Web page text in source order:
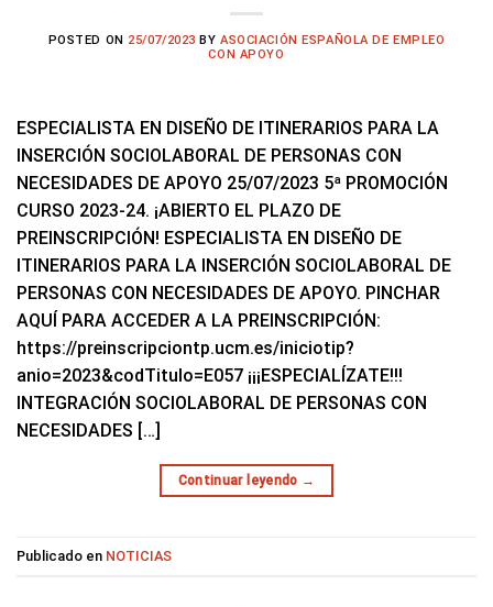
POSTED ON 25/07/2023 BYASOCIACIÓN ESPAÑOLA DE EMPLEO
CON APOYO
ESPECIALISTA EN DISEÑO DE ITINERARIOS PARA LA
INSERCIÓN SOCIOLABORAL DE PERSONAS CON
NECESIDADES DE APOYO 25/07/2023 5ª PROMOCIÓN
CURSO 2023-24. ¡ABIERTO EL PLAZO DE
PREINSCRIPCIÓN! ESPECIALISTA EN DISEÑO DE
ITINERARIOS PARA LA INSERCIÓN SOCIOLABORAL DE
PERSONAS CON NECESIDADES DE APOYO. PINCHAR
AQUÍ PARA ACCEDER A LA PREINSCRIPCIÓN:
https://preinscripciontp.ucm.es/iniciotip?
anio=2023&codTitulo=E057 ¡¡¡ESPECIALÍZATE!!!
INTEGRACIÓN SOCIOLABORAL DE PERSONAS CON
NECESIDADES […]
Continuar leyendo →
Publicado en NOTICIAS